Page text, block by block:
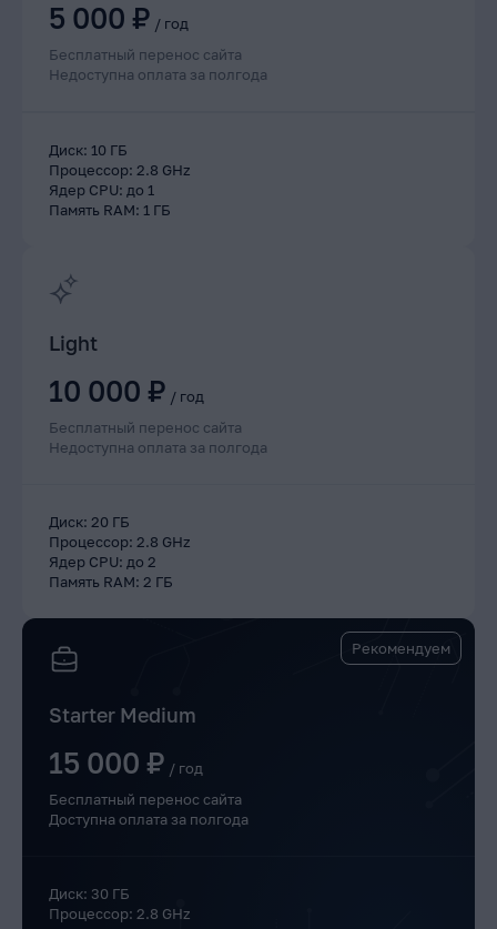
5 000 ₽ / год
Бесплатный перенос сайта
Недоступна оплата за полгода
Диск: 10 ГБ
Процессор: 2.8 GHz
Ядер CPU: до 1
Память RAM: 1 ГБ
Light
10 000 ₽ / год
Бесплатный перенос сайта
Недоступна оплата за полгода
Диск: 20 ГБ
Процессор: 2.8 GHz
Ядер CPU: до 2
Память RAM: 2 ГБ
Рекомендуем
Starter Medium
15 000 ₽ / год
Бесплатный перенос сайта
Доступна оплата за полгода
Диск: 30 ГБ
Процессор: 2.8 GHz